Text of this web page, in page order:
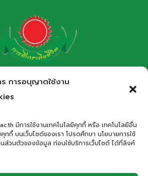
การอนุญาตใช้งาน
มีการใช้งานเทคโนโลยีคุกกี้ หรือ เทคโนโลยีอื่น
กี้ บนเว็บไซต์ของเรา โปรดศึกษา นโยบายการใช้
ส่วนตัวของข้อมูล ก่อนใช้บริการเว็บไซต์ ได้ที่ลิงค์
ยาสรรพ์
รศึกษามัธยมศึกษากาฬสินธุ์
รรถเปศล ตำบลกาฬสินธุ์ อำเภอเมือง
นธุ์ 46000